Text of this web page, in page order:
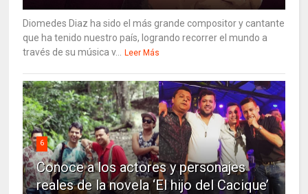
Diomedes Diaz ha sido el más grande compositor y cantante
que ha tenido nuestro país, logrando recorrer el mundo a
través de su música v...
Leer Más
6
Conoce a los actores y personajes
reales de la novela ‘El hijo del Cacique’